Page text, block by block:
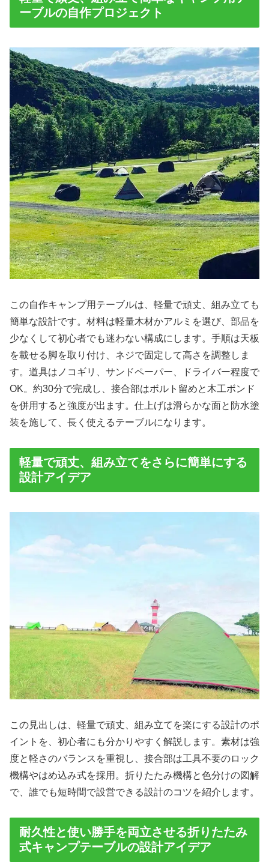
ーブルの自作プロジェクト
この自作キャンプ用テーブルは、軽量で頑丈、組み立ても
簡単な設計です。材料は軽量木材かアルミを選び、部品を
少なくして初心者でも迷わない構成にします。手順は天板
を載せる脚を取り付け、ネジで固定して高さを調整しま
す。道具はノコギリ、サンドペーパー、ドライバー程度で
OK。約30分で完成し、接合部はボルト留めと木工ボンド
を併用すると強度が出ます。仕上げは滑らかな面と防水塗
装を施して、長く使えるテーブルになります。
軽量で頑丈、組み立てをさらに簡単にする
設計アイデア
この見出しは、軽量で頑丈、組み立てを楽にする設計のポ
イントを、初心者にも分かりやすく解説します。素材は強
度と軽さのバランスを重視し、接合部は工具不要のロック
機構やはめ込み式を採用。折りたたみ機構と色分けの図解
で、誰でも短時間で設営できる設計のコツを紹介します。
耐久性と使い勝手を両立させる折りたたみ
式キャンプテーブルの設計アイデア